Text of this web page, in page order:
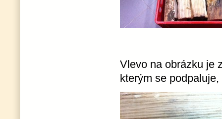
Vlevo na obrázku je
kterým se